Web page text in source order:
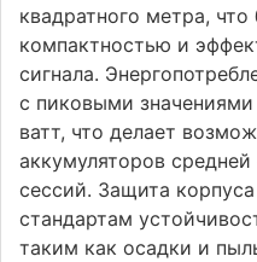
квадратного метра,
компактностью и
сигнала.
с пиковыми
ватт, что делает
аккумуляторов
сессий. Защита
стандартам
таким как осадки и